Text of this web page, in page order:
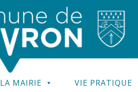
LA MAIRIE VIE PRATIQUE